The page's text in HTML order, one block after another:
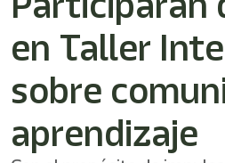
activates
screen
help
you
navigate
en Taller
sobre
aprendizaje